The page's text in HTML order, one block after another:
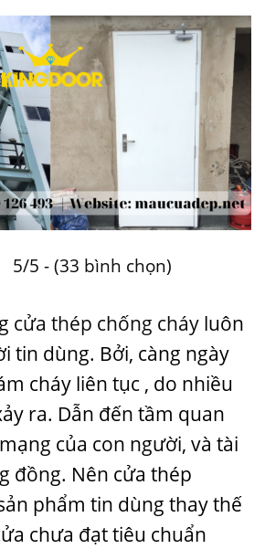
5/5 - (33 bình chọn)
cửa thép chống cháy luôn
tin dùng. Bởi, càng ngày
cháy liên tục , do nhiều
ra. Dẫn đến tầm quan
của con người, và tài
đồng. Nên cửa thép
phẩm tin dùng thay thế
chưa đạt tiêu chuẩn